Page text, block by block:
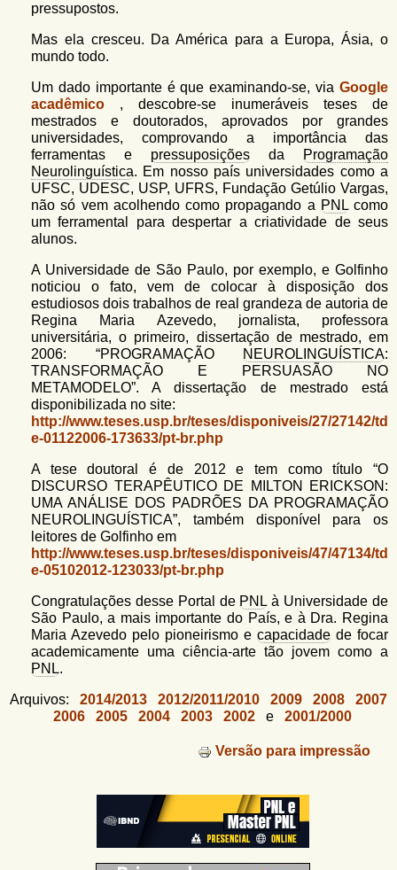
pressupostos.
Mas ela cresceu. Da América para a Europa, Ásia, o
mundo todo.
Um dado importante é que examinando-se, via Google
acadêmico , descobre-se inumeráveis teses de
mestrados e doutorados, aprovados por grandes
universidades, comprovando a importância das
ferramentas e pressuposições da
Programação
Neurolinguística. Em nosso país universidades como a
UFSC, UDESC, USP, UFRS, Fundação Getúlio Vargas,
não só vem acolhendo como propagando a PNLcomo
um ferramental para despertar a criatividade de seus
alunos.
A Universidade de São Paulo, por exemplo, e Golfinho
noticiou o fato, vem de colocar à disposição dos
estudiosos dois trabalhos de real grandeza de autoria de
Regina Maria Azevedo, jornalista, professora
universitária, o primeiro, dissertação de mestrado, em
2006: “PROGRAMAÇÃO
NEUROLINGUÍSTICA:
TRANSFORMAÇÃO E PERSUASÃO NO
METAMODELO”. A dissertação de mestrado está
disponibilizada no site:
http://www.teses.usp.br/teses/disponiveis/27/27142/td
e-01122006-173633/pt-br.php
A tese doutoral é de 2012 e tem como título “O
DISCURSO TERAPÊUTICO DE MILTON ERICKSON:
UMA ANÁLISE DOS PADRÕES DA PROGRAMAÇÃO
NEUROLINGUÍSTICA”, também disponível para os
leitores de Golfinho em
http://www.teses.usp.br/teses/disponiveis/47/47134/td
e-05102012-123033/pt-br.php
Congratulações desse Portal de PNL à Universidade de
São Paulo, a mais importante do País, e à Dra. Regina
Maria Azevedo pelo pioneirismo e capacidade de focar
academicamente uma ciência-arte tão jovem como a
PNL.
Arquivos: 2014/2013 2012/2011/2010 2009 2008
2007
2006
2005 2004 2003 2002e 2001/2000
Versão para impressão